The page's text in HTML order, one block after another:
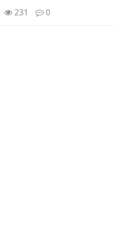
231 0